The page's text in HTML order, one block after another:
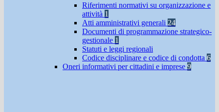
Riferimenti normativi su organizzazione e
attività 1
Atti amministrativi generali 24
Documenti di programmazione strategico-
gestionale 1
Statuti e leggi regionali
Codice disciplinare e codice di condotta 6
Oneri informativi per cittadini e imprese 9